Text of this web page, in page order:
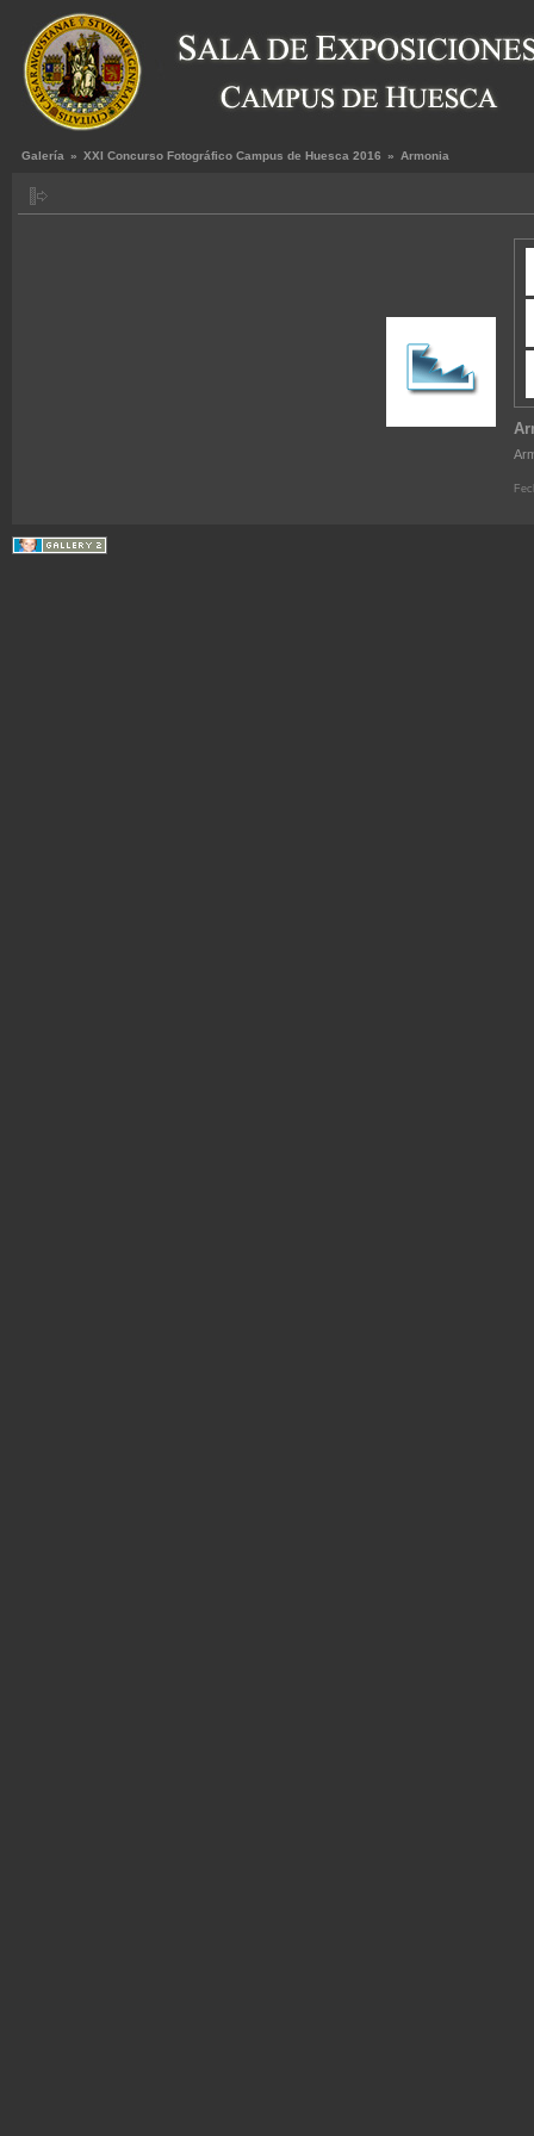
Galería » XXI Concurso Fotográfico Campus de Huesca 2016 » Armonia